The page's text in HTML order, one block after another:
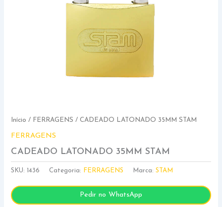
Início / FERRAGENS / CADEADO LATONADO 35MM STAM
FERRAGENS
CADEADO LATONADO 35MM STAM
SKU: 1436 Categoria: FERRAGENS Marca:STAM
Pedir no WhatsApp